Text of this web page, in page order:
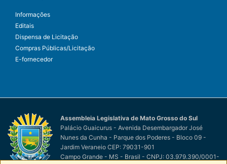
Informações
Editais
Dispensa de Licitação
Compras Públicas/Licitação
E-fornecedor
Assembleia Legislativa de Mato Grosso do Sul
Palácio Guaicurus - Avenida Desembargador José
Nunes da Cunha - Parque dos Poderes - Bloco 09 -
Jardim Veraneio CEP: 79031-901
Campo Grande - MS - Brasil - CNPJ: 03.979.390/0001-